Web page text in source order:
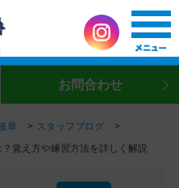
お問合わせ
阜
スタッフブログ
覚え方や練習方法を詳しく解説